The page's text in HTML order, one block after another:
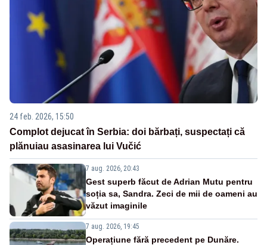
24 feb. 2026, 15:50
Complot dejucat în Serbia: doi bărbați, suspectați că
plănuiau asasinarea lui Vučić
7 aug. 2026, 20:43
Gest superb făcut de Adrian Mutu pentru
soția sa, Sandra. Zeci de mii de oameni au
văzut imaginile
7 aug. 2026, 19:45
Operațiune fără precedent pe Dunăre.